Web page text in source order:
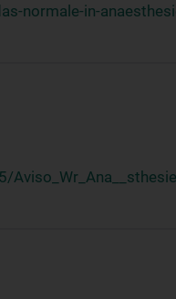
normale-in-